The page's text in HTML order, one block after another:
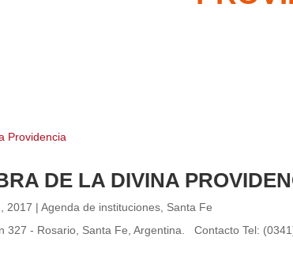
DE LA DIVINA
2017 |Agenda de instituciones Santa Fe
327 - Rosario, Santa Fe, Argentina. Contacto Tel: